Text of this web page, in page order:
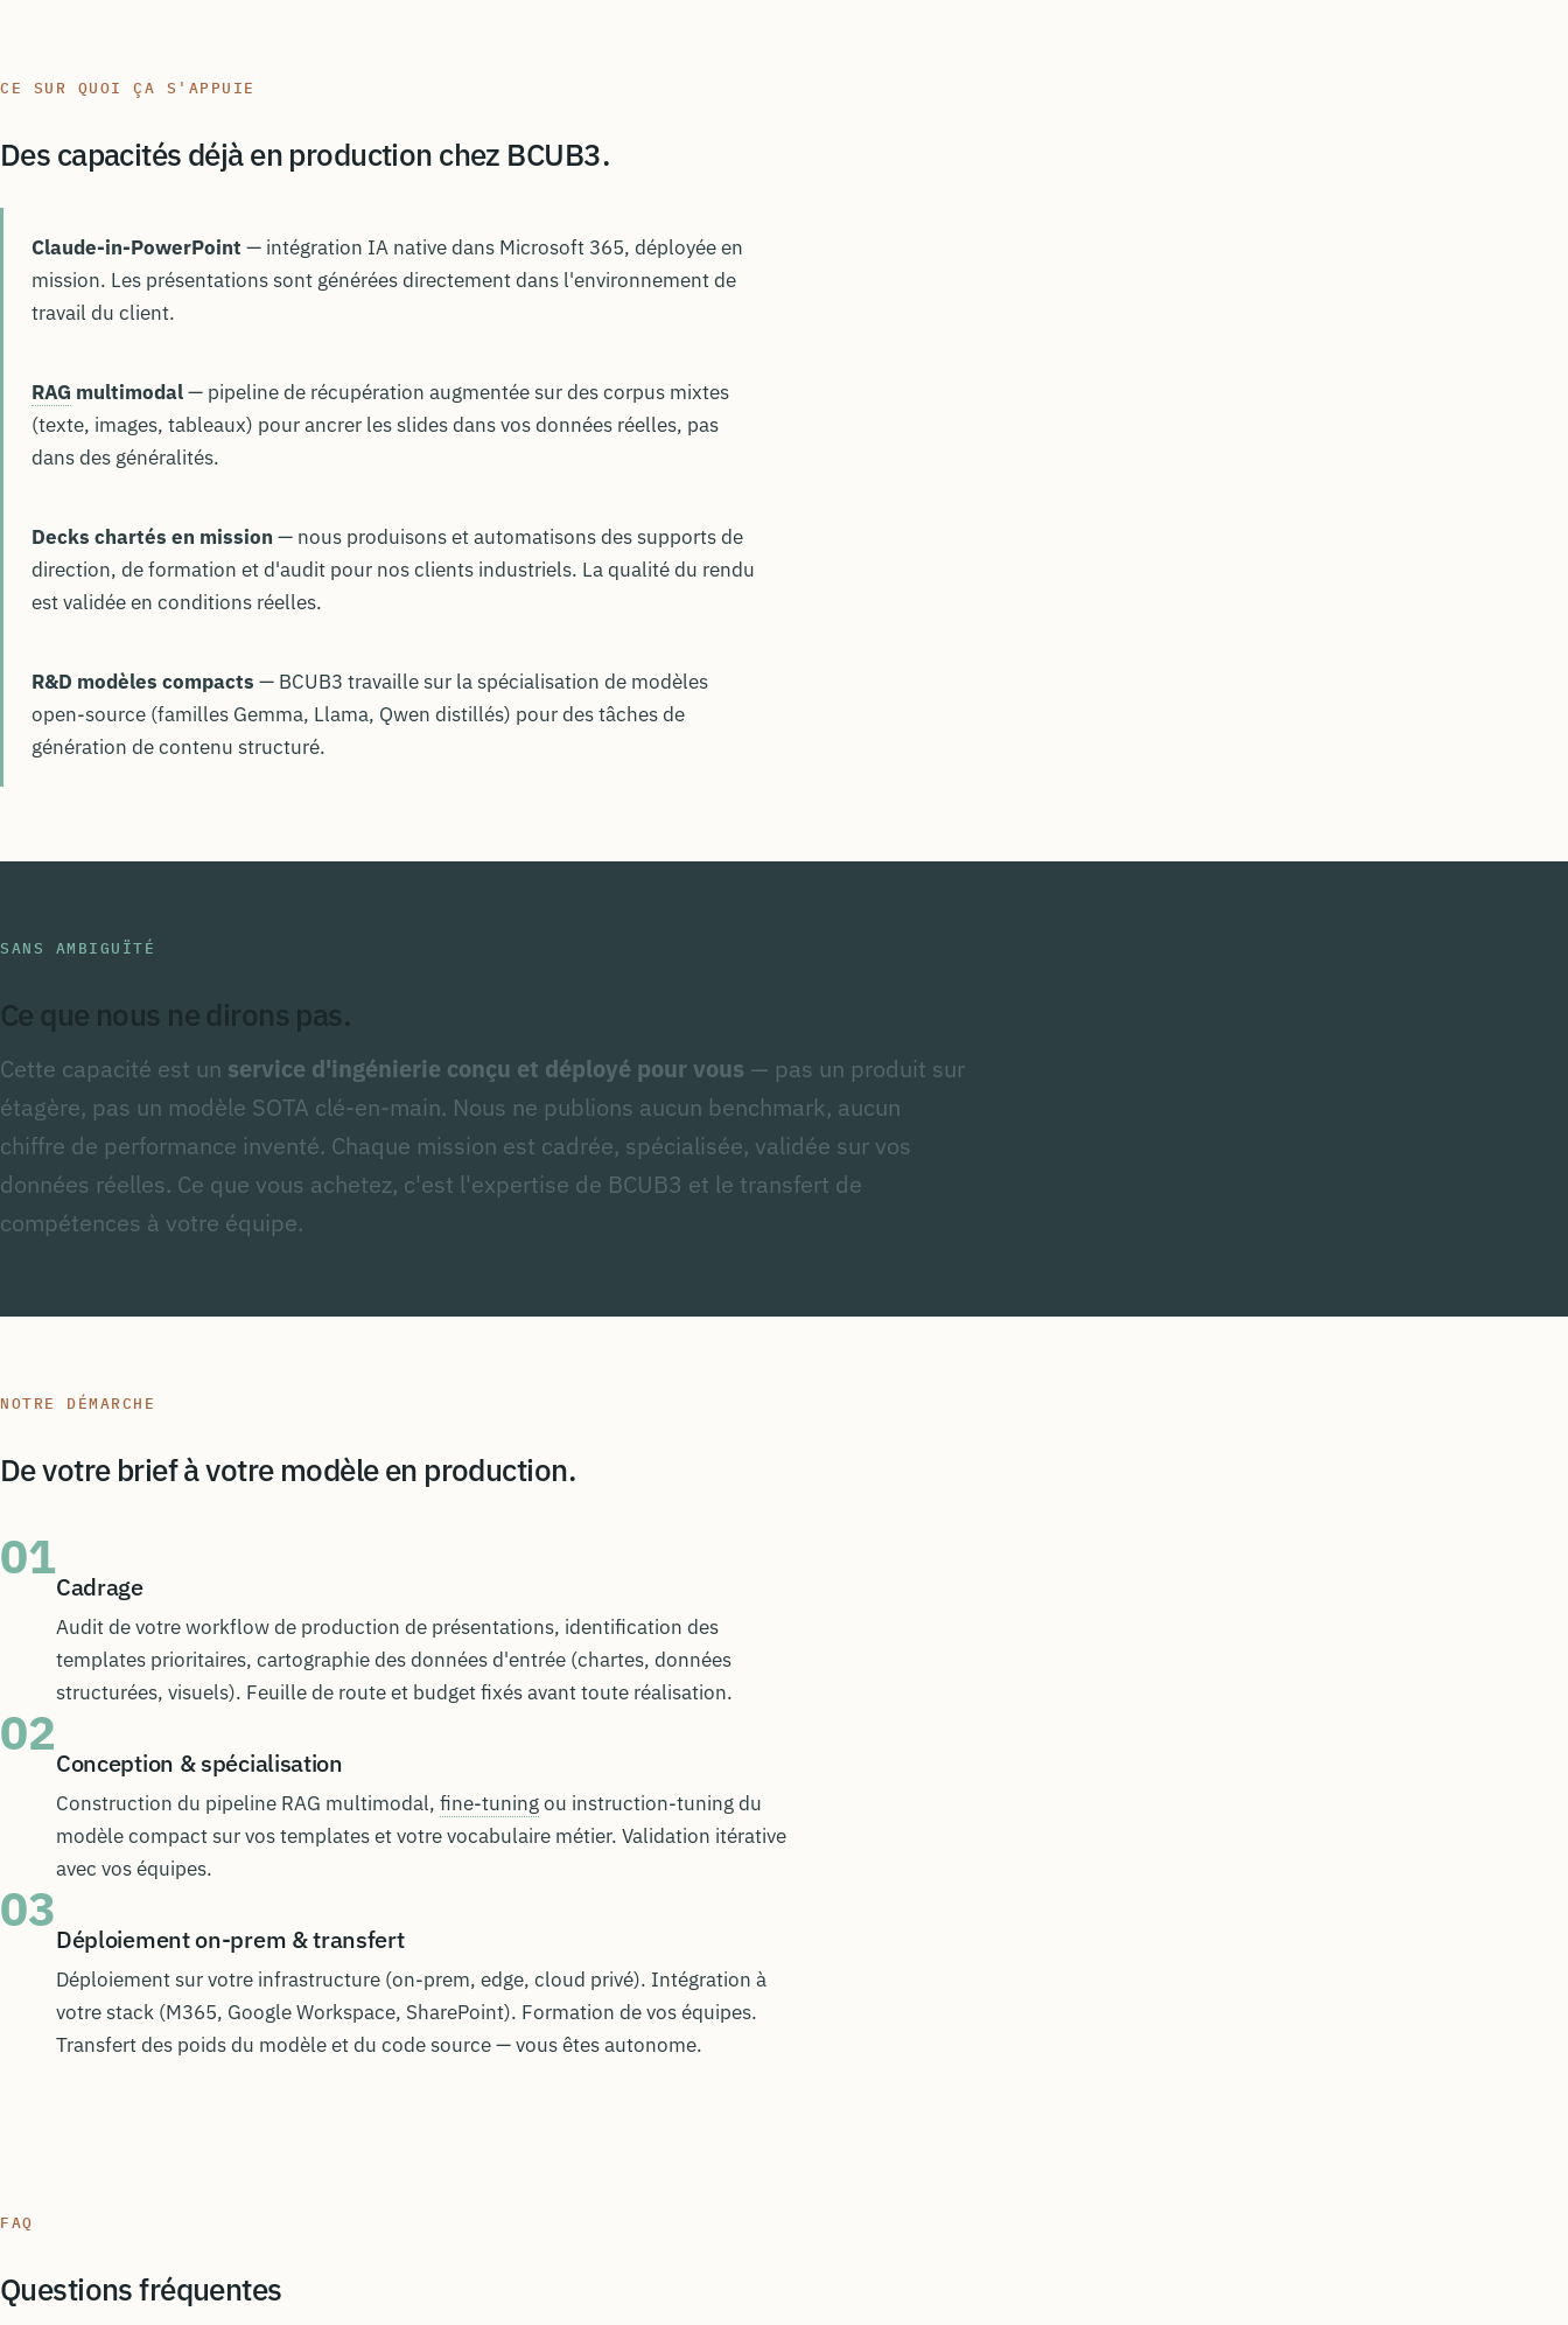
CE SUR QUOI ÇA S'APPUIE
Des capacités déjà en production chez BCUB3.
Claude-in-PowerPoint — intégration IA native dans Microsoft 365, déployée en
mission. Les présentations sont générées directement dans l'environnement de
travail du client.
RAG multimodal— pipeline de récupération augmentée sur des corpus mixtes
(texte, images, tableaux) pour ancrer les slides dans vos données réelles, pas
dans des généralités.
Decks chartés en mission — nous produisons et automatisons des supports de
direction, de formation et d'audit pour nos clients industriels. La qualité du rendu
est validée en conditions réelles.
R&D modèles compacts — BCUB3 travaille sur la spécialisation de modèles
open-source (familles Gemma, Llama, Qwen distillés) pour des tâches de
génération de contenu structuré.
SANS AMBIGUÏTÉ
Ce que nous ne dirons pas.
Cette capacité est un service d'ingénierie conçu et déployé pour vous — pas un produit sur
étagère, pas un modèle SOTA clé-en-main. Nous ne publions aucun benchmark, aucun
chiffre de performance inventé. Chaque mission est cadrée, spécialisée, validée sur vos
données réelles. Ce que vous achetez, c'est l'expertise de BCUB3 et le transfert de
compétences à votre équipe.
NOTRE DÉMARCHE
De votre brief à votre modèle en production.
01
Cadrage
Audit de votre workflow de production de présentations, identification des
templates prioritaires, cartographie des données d'entrée (chartes, données
structurées, visuels). Feuille de route et budget fixés avant toute réalisation.
02
Conception & spécialisation
Construction du pipeline RAG multimodal, fine-tuningou instruction-tuning du
modèle compact sur vos templates et votre vocabulaire métier. Validation itérative
avec vos équipes.
03
Déploiement on-prem & transfert
Déploiement sur votre infrastructure (on-prem, edge, cloud privé). Intégration à
votre stack (M365, Google Workspace, SharePoint). Formation de vos équipes.
Transfert des poids du modèle et du code source — vous êtes autonome.
FAQ
Questions fréquentes